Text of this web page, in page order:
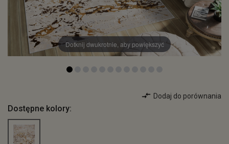
Dotknij dwukrotnie, aby powiększyć
Dodaj do porównania
Dostępne kolory: